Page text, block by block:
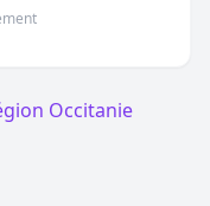
Occitanie